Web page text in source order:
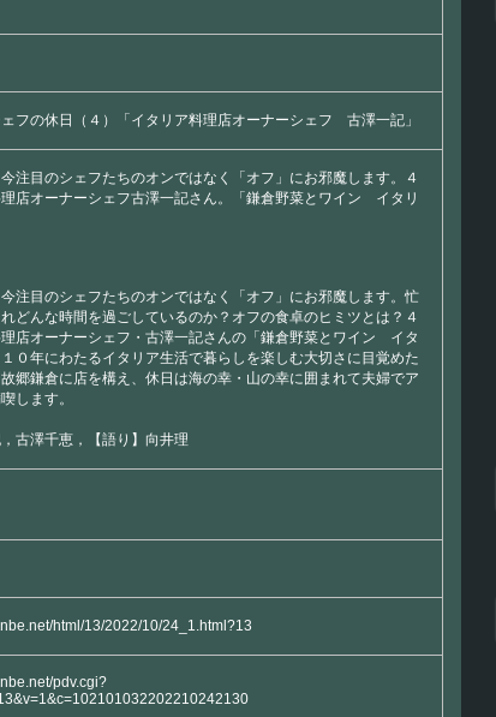
フ
一
記」
フの休日（４）「イタリア料理店オーナーシェフ 古澤一記」
注目のシェフたちのオンではなく「オフ」にお邪魔します。４
店オーナーシェフ古澤一記さん。「鎌倉野菜とワイン イタリ
注目のシェフたちのオンではなく「オフ」にお邪魔します。忙
どんな時間を過ごしているのか？オフの食卓のヒミツとは？４
店オーナーシェフ・古澤一記さんの「鎌倉野菜とワイン イタ
０年にわたるイタリア生活で暮らしを楽しむ大切さに目覚めた
郷鎌倉に店を構え、休日は海の幸・山の幸に囲まれて夫婦でア
します。
，古澤千恵，【語り】向井理
html/13/2022/10/24_1.html?13
pdv.cgi?